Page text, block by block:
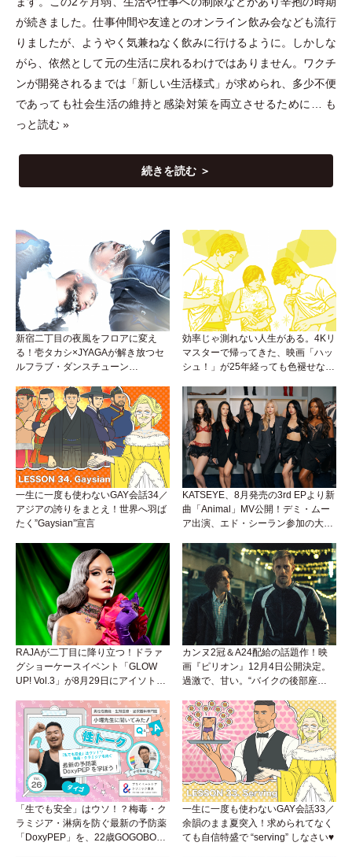
が続きました。仕事仲間や友達とのオンライン飲み会なども流行
りましたが、ようやく気兼ねなく飲みに行けるように。しかしな
がら、依然として元の生活に戻れるわけではありません。ワクチ
ンが開発されるまでは 「新しい生活様式 」が求められ、多少不便
であっても社会生活の維持と感染対策を両立させるために… も
っと読む »
続きを読む ＞
新宿二丁目の夜風をフロアに変え
る！壱タカシ×JYAGAが解き放つセ
ルフラブ・ダンスチューン
効率じゃ測れない人生がある。4Kリ
マスターで帰ってきた、映画「ハッ
シュ！」が25年経っても色褪せない
一生に一度も使わないGAY会話34／
アジアの誇りをまとえ！世界へ羽ば
たく”Gaysian”宣言
KATSEYE、8月発売の3rd EPより新
曲「Animal」MV公開！デミ・ムー
ア出演、エド・シーラン参加の大胆
RAJAが二丁目に降り立つ！ドラァ
グショーケースイベント「GLOW
UP! Vol.3」が8月29日にアイソトー
カンヌ2冠＆A24配給の話題作！映
画『ピリオン』12月4日公開決定。
過激で、甘い。“バイクの後部座
「生でも安全」はウソ！？梅毒・ク
ラミジア・淋病を防ぐ最新の予防薬
「DoxyPEP」を、22歳GOGOBOY
一生に一度も使わないGAY会話33／
余韻のまま夏突入！求められてなく
ても自信特盛で “serving” しなさい♥